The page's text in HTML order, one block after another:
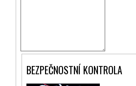
BEZPEČNOSTNÍ KONTROLA